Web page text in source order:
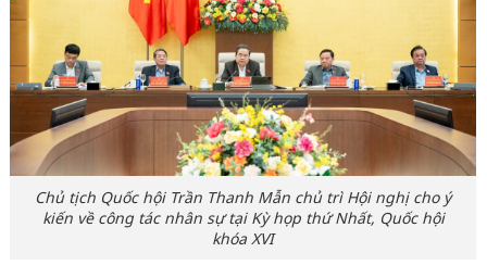
Chủ tịch Quốc hội Trần Thanh Mẫn chủ trì Hội nghị cho ý
kiến về công tác nhân sự tại Kỳ họp thứ Nhất, Quốc hội
khóa XVI